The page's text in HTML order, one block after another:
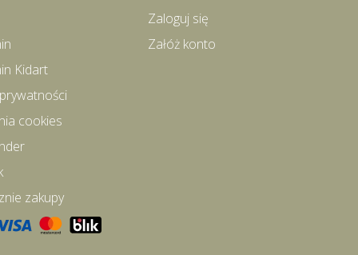
Kidart
cookies
zakupy
Zaloguj się
Załóż konto